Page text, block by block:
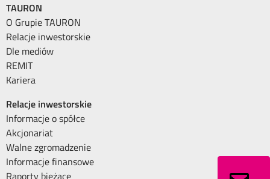
TAURON
O Grupie TAURON
Relacje inwestorskie
Dle mediów
REMIT
Kariera
Relacje inwestorskie
Informacje o spółce
Akcjonariat
Walne zgromadzenie
Informacje finansowe